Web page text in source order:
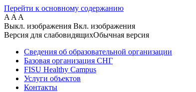
Перейти к основному содержанию
A A A
Выкл. изображения Вкл. изображения
Версия для слабовидящихОбычная версия
Сведения об образовательной организации
Базовая организация СНГ
FISU Healthy Campus
Услуги объектов
Контакты